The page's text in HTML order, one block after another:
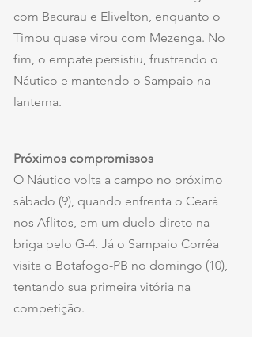
com Bacurau e Elivelton, enquanto o
Timbu quase virou com Mezenga. No
fim, o empate persistiu, frustrando o
Náutico e mantendo o Sampaio na
lanterna.
Próximos compromissos
O Náutico volta a campo no próximo
sábado (9), quando enfrenta o Ceará
nos Aflitos, em um duelo direto na
briga pelo G-4. Já o Sampaio Corrêa
visita o Botafogo-PB no domingo (10),
tentando sua primeira vitória na
competição.